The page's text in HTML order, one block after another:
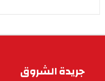
جريدة الشروق